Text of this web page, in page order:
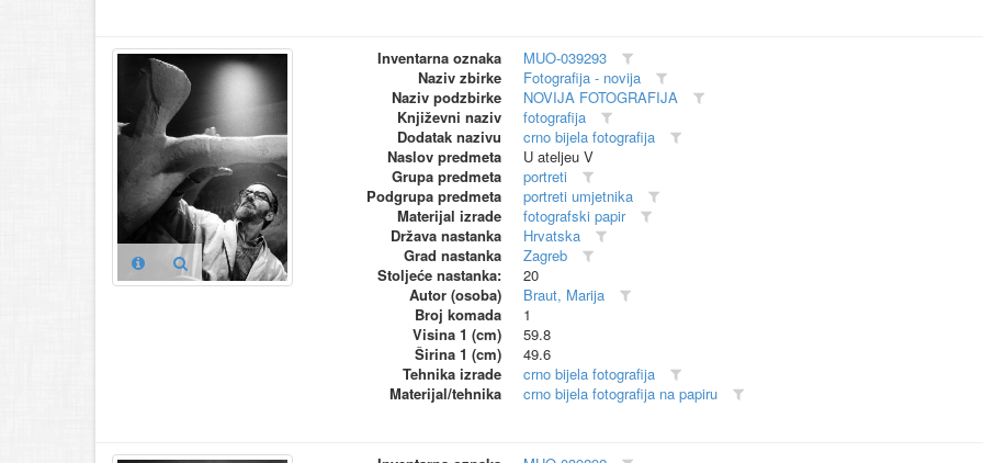
Inventarna oznaka
MUO-039293
Naziv zbirke
Fotografija - novija
Naziv podzbirke
NOVIJA FOTOGRAFIJA
Književni naziv
fotografija
Dodatak nazivu
crno bijela fotografija
Naslov predmeta
U ateljeu V
Grupa predmeta
portreti
Podgrupa predmeta
portreti umjetnika
Materijal izrade
fotografski papir
Država nastanka
Hrvatska
Grad nastanka
Zagreb
Stoljeće nastanka:
20
Autor (osoba)
Braut, Marija
Broj komada
1
Visina 1 (cm)
59.8
Širina 1 (cm)
49.6
Tehnika izrade
crno bijela fotografija
Materijal/tehnika
crno bijela fotografija na papiru